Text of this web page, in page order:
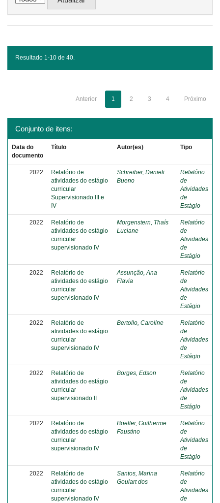
Resultado 1-10 de 40.
Anterior 1 2 3 4 Próximo
Conjunto de itens:
Data do
documento
Título Autor(es) Tipo
2022
Relatório de
atividades do estágio
curricular
Supervisionado III e
IV
Schreiber, Danieli
Bueno
Relatório
de
Atividades
de
Estágio
2022
Relatório de
atividades do estágio
curricular
supervisionado IV
Morgenstern, Thaís
Luciane
Relatório
de
Atividades
de
Estágio
2022
Relatório de
atividades do estágio
curricular
supervisionado IV
Assunção, Ana
Flavia
Relatório
de
Atividades
de
Estágio
2022
Relatório de
atividades do estágio
curricular
supervisionado IV
Bertollo, Caroline
Relatório
de
Atividades
de
Estágio
2022
Relatório de
atividades do estágio
curricular
supervisionado II
Borges, Edson
Relatório
de
Atividades
de
Estágio
2022
Relatório de
atividades do estágio
curricular
supervisionado IV
Boelter, Guilherme
Faustino
Relatório
de
Atividades
de
Estágio
2022
Relatório de
atividades do estágio
curricular
supervisionado IV
Santos, Marina
Goulart dos
Relatório
de
Atividades
de